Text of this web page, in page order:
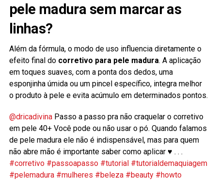
pele madura sem marcar as
linhas?
Além da fórmula, o modo de uso influencia diretamente o
efeito final do corretivo para pele madura. A aplicação
em toques suaves, com a ponta dos dedos, uma
esponjinha úmida ou um pincel específico, integra melhor
o produto à pele e evita acúmulo em determinados pontos.
@dricadivinaPasso a passo pra não craquelar o corretivo
em pele 40+ Você pode ou não usar o pó. Quando falamos
de pele madura ele não é indispensável, mas para quem
não abre mão é importante saber como aplicar ♥️ . . .
#corretivo #passoapasso #tutorial #tutorialdemaquiagem
#pelemadura #mulheres #beleza #beauty #howto